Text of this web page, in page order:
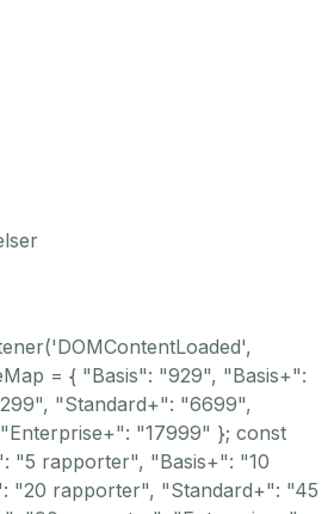
= { "Basis": "929", "Basis+":
"Standard+": "6699",
"17999" }; const
"5 rapporter", "Basis+": "10
"20 rapporter", "Standard+": "45